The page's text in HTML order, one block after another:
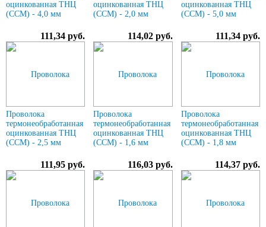
оцинкованная ТНЦ
(ССМ) - 4,0 мм
111,34 руб.
оцинкованная ТНЦ
(ССМ) - 2,0 мм
114,02 руб.
оцинкованная ТНЦ
(ССМ) - 5,0 мм
111,34 руб.
Проволока
термонеобработанная
оцинкованная ТНЦ
(ССМ) - 2,5 мм
111,95 руб.
Проволока
термонеобработанная
оцинкованная ТНЦ
(ССМ) - 1,6 мм
116,03 руб.
Проволока
термонеобработанная
оцинкованная ТНЦ
(ССМ) - 1,8 мм
114,37 руб.